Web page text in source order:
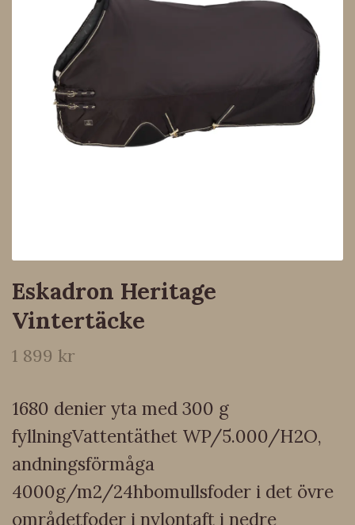
Eskadron Heritage
Vintertäcke
1 899 kr
1680 denier yta med 300 g
fyllningVattentäthet WP/5.000/H2O,
andningsförmåga
4000g/m2/24hbomullsfoder i det övre
områdetfoder i nylontaft i nedre